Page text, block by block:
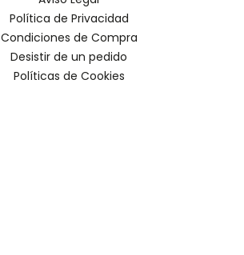
Política de Privacidad
Condiciones de Compra
Desistir de un pedido
Políticas de Cookies